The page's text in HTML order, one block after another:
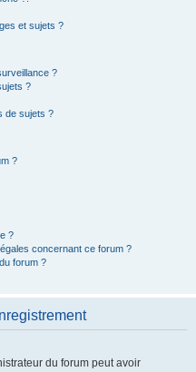
et sujets ?
?
?
de sujets ?
?
?
concernant ce forum ?
forum ?
du forum peut avoir